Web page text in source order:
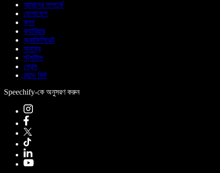
আমাদের সম্পর্কে
যোগাযোগ
ব্লগ
ক্যারিয়ার
অ্যাফিলিয়েট
সাহায্য
স্ট্যাটাস
প্রেস
ব্র্যান্ড কিট
Speechify-কে অনুসরণ করুন